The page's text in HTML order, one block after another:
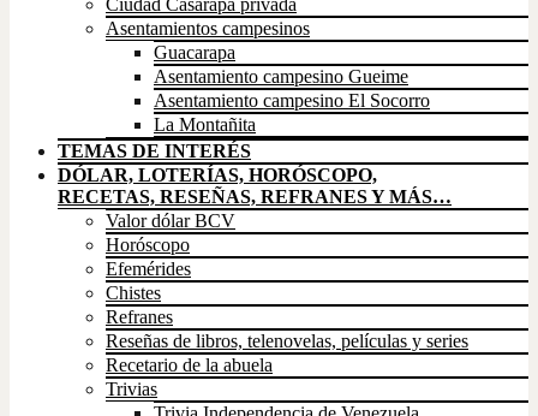
Asentamientos campesinos
Guacarapa
Asentamiento campesino Gueime
Asentamiento campesino El Socorro
La Montañita
TEMAS DE INTERÉS
DÓLAR, LOTERÍAS, HORÓSCOPO,
RECETAS, RESEÑAS, REFRANES Y MÁS…
Valor dólar BCV
Horóscopo
Efemérides
Chistes
Refranes
Reseñas de libros, telenovelas, películas y series
Recetario de la abuela
Trivias